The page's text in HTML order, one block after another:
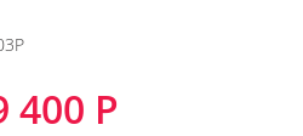
400 Р